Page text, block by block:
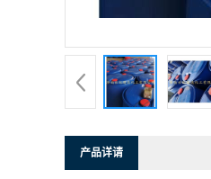
产品详请